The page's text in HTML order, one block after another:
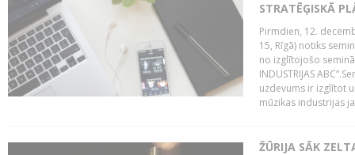
STRATĒĢISKĀ
Pirmdien, 12.
15, Rīgā) notiks
no izglītojošo
INDUSTRIJAS
uzdevums ir izglītot
mūzikas industrijas
ŽŪRIJA SĀK